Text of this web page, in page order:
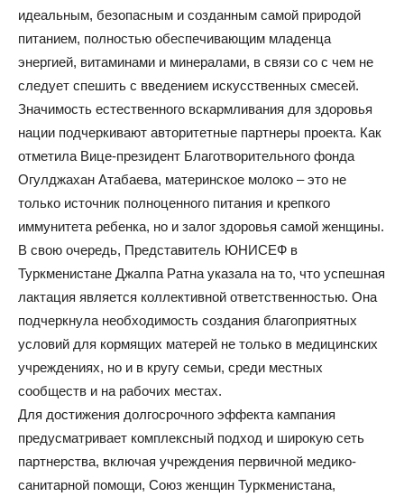
идеальным, безопасным и созданным самой природой
питанием, полностью обеспечивающим младенца
энергией, витаминами и минералами, в связи со с чем не
следует спешить с введением искусственных смесей.
Значимость естественного вскармливания для здоровья
нации подчеркивают авторитетные партнеры проекта. Как
отметила Вице-президент Благотворительного фонда
Огулджахан Атабаева, материнское молоко – это не
только источник полноценного питания и крепкого
иммунитета ребенка, но и залог здоровья самой женщины.
В свою очередь, Представитель ЮНИСЕФ в
Туркменистане Джалпа Ратна указала на то, что успешная
лактация является коллективной ответственностью. Она
подчеркнула необходимость создания благоприятных
условий для кормящих матерей не только в медицинских
учреждениях, но и в кругу семьи, среди местных
сообществ и на рабочих местах.
Для достижения долгосрочного эффекта кампания
предусматривает комплексный подход и широкую сеть
партнерства, включая учреждения первичной медико-
санитарной помощи, Союз женщин Туркменистана,